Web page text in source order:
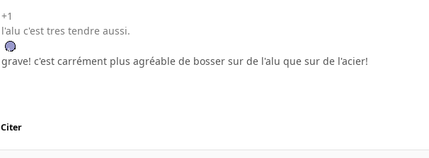
+1
l'alu c'est tres tendre aussi.
grave! c'est carrément plus agréable de bosser sur de l'alu que sur de l'acier!
Citer